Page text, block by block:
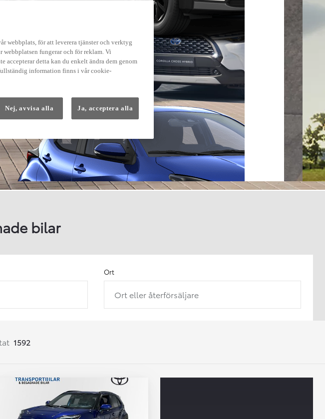
Från 569 900 kr
Från 3 958 kr/mån
HYBRID
Corolla
HYBRID
bilar
Ort
Ort eller återförsäljare
1592
webbplats, för att leverera tjänster och verktyg
webbplatsen fungerar och för reklam. Vi
accepterar detta kan du enkelt ändra dem genom
information finns i vår cookie-
Nej, avvisa alla Ja, acceptera alla